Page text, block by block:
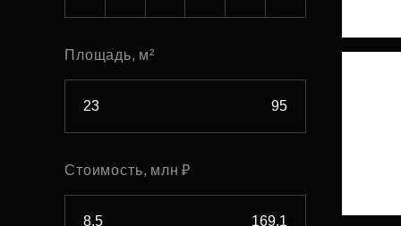
Площадь, м²
Стоимость, млн ₽